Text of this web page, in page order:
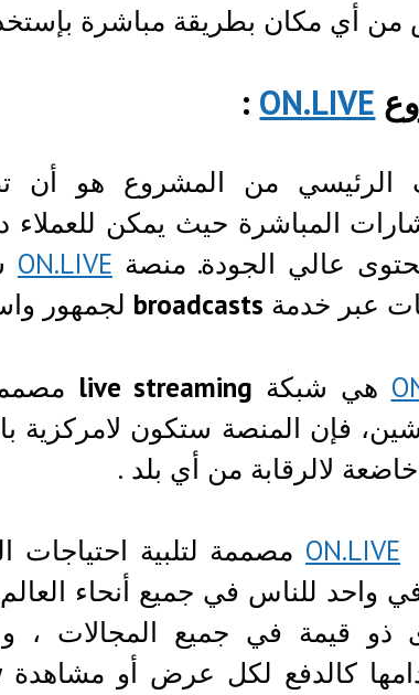
أي مكان بطريقة مباشرة
ON.LIVE
:
الرئيسي من المشروع هو أن
المباشرة حيث يمكن
عالي الجودة. منصة ON.LIVE
عبر خدمة broadcasts لجمهور
هي شبكة live streaming
فإن المنصة ستكون لامركزية
لالرقابة من أي بلد .
ON.LIVE مصممة لتلبية احتياجات
واحد للناس في جميع أنحاء
ذو قيمة في جميع المجالات ، و
كالدفع لكل عرض أو مشاهدة